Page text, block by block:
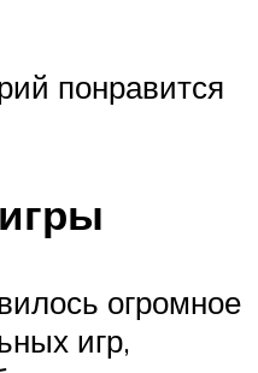
понравится
огромное
игр,